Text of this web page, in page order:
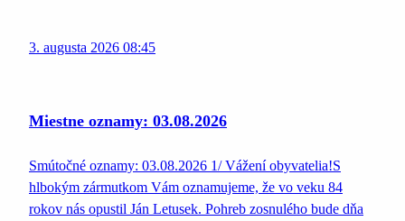
3. augusta 2026 08:45
Miestne oznamy: 03.08.2026
Smútočné oznamy: 03.08.2026 1/ Vážení obyvatelia!S
hlbokým zármutkom Vám oznamujeme, že vo veku 84
rokov nás opustil Ján Letusek. Pohreb zosnulého bude dňa